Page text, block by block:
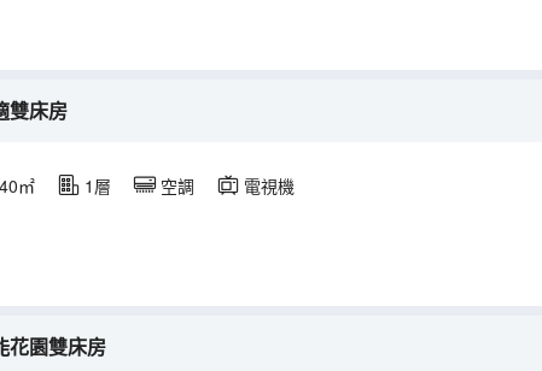
雙床房
40㎡ 1層 空調 電視機
花園雙床房